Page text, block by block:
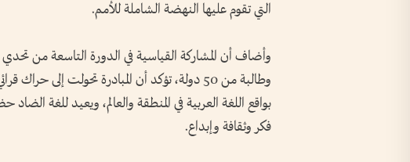
التي تقوم عليها النهضة الشاملة للأمم.
وطالبة من 50 دولة، تؤكد أن المبادرة تحولت
بواقع اللغة العربية في المنطقة والعالم، ويعيد للغة الضاد
فكر وثقافة وإبداع.